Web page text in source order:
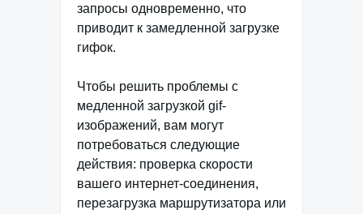
запросы одновременно, что
приводит к замедленной загрузке
гифок.
Чтобы решить проблемы с
медленной загрузкой gif-
изображений, вам могут
потребоваться следующие
действия: проверка скорости
вашего интернет-соединения,
перезагрузка маршрутизатора или